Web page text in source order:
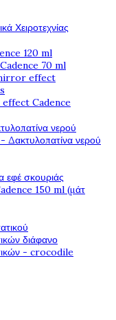
Χειροτεχνίας
120 ml
70 ml
effect
Cadence
νερού
νερού
εφέ σκουριάς
150 ml (μάτ
διάφανο
- crocodile